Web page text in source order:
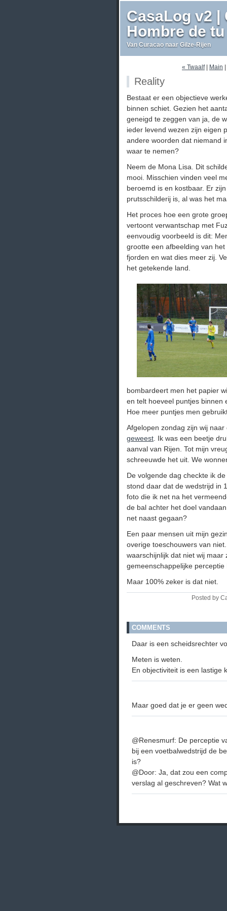
CasaLog v2 |
Hombre de tu
Van Curacao naar Gilze-Rijen
« Twaalf| Main
Reality
Bestaat er een objectieve
binnen schiet. Gezien het
geneigd te zeggen van ja, de
ieder levend wezen zijn eigen
andere woorden dat niemand
waar te nemen?
Neem de Mona Lisa. Dit
mooi. Misschien vinden veel
beroemd is en kostbaar. Er
prutsschilderij is, al was het
Het proces hoe een grote
vertoont verwantschap met
eenvoudig voorbeeld is dit:
grootte een afbeelding van
fjorden en wat dies meer zij.
het getekende land.
bombardeert men het papier
en telt hoeveel puntjes binnen
Hoe meer puntjes men
Afgelopen zondag zijn wij
geweest . Ik was een beetje
aanval van Rijen. Tot mijn
schreeuwde het uit. We
De volgende dag checkte ik
stond daar dat de wedstrijd in
foto die ik net na het
de bal achter het doel
net naast gegaan?
Een paar mensen uit mijn
overige toeschouwers van
waarschijnlijk dat niet wij
gemeenschappelijke
Maar 100% zeker is dat niet.
Posted by
COMMENTS
Daar is een scheidsrechter
Meten is weten.
En objectiviteit is een lastige
Maar goed dat je er geen
@Renesmurf: De perceptie
bij een voetbalwedstrijd de
is?
@Door: Ja, dat zou een
verslag al geschreven? Wat